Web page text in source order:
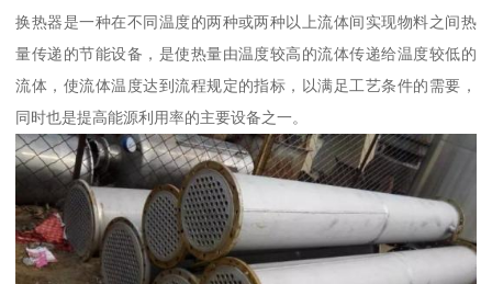
换热器是一种在不同温度的两种或两种以上流体间实现物料之间热
量传递的节能设备，是使热量由温度较高的流体传递给温度较低的
流体，使流体温度达到流程规定的指标，以满足工艺条件的需要，
同时也是提高能源利用率的主要设备之一。